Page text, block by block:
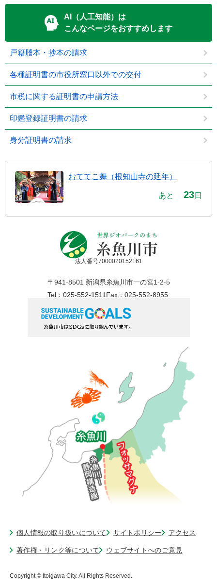
AI（人工知能）は
こんなページをおすすめします
戸籍謄本・抄本の請求
各種証明書の市役所窓口以外での交付
市税に関する証明書の申請方法
印鑑登録証明書の請求
身分証明書の請求
おててこ舞（根知山寺の延年）
あと 23日
法人番号7000020152161
〒941-8501 新潟県糸魚川市一の宮1-2-5
Tel：025-552-1511 Fax：025-552-8955
個人情報の取り扱いについて サイトポリシー アクセス
著作権・リンク等について ウェブサイトへのご意見
Copyright © Itoigawa City. All Rights Reserved.